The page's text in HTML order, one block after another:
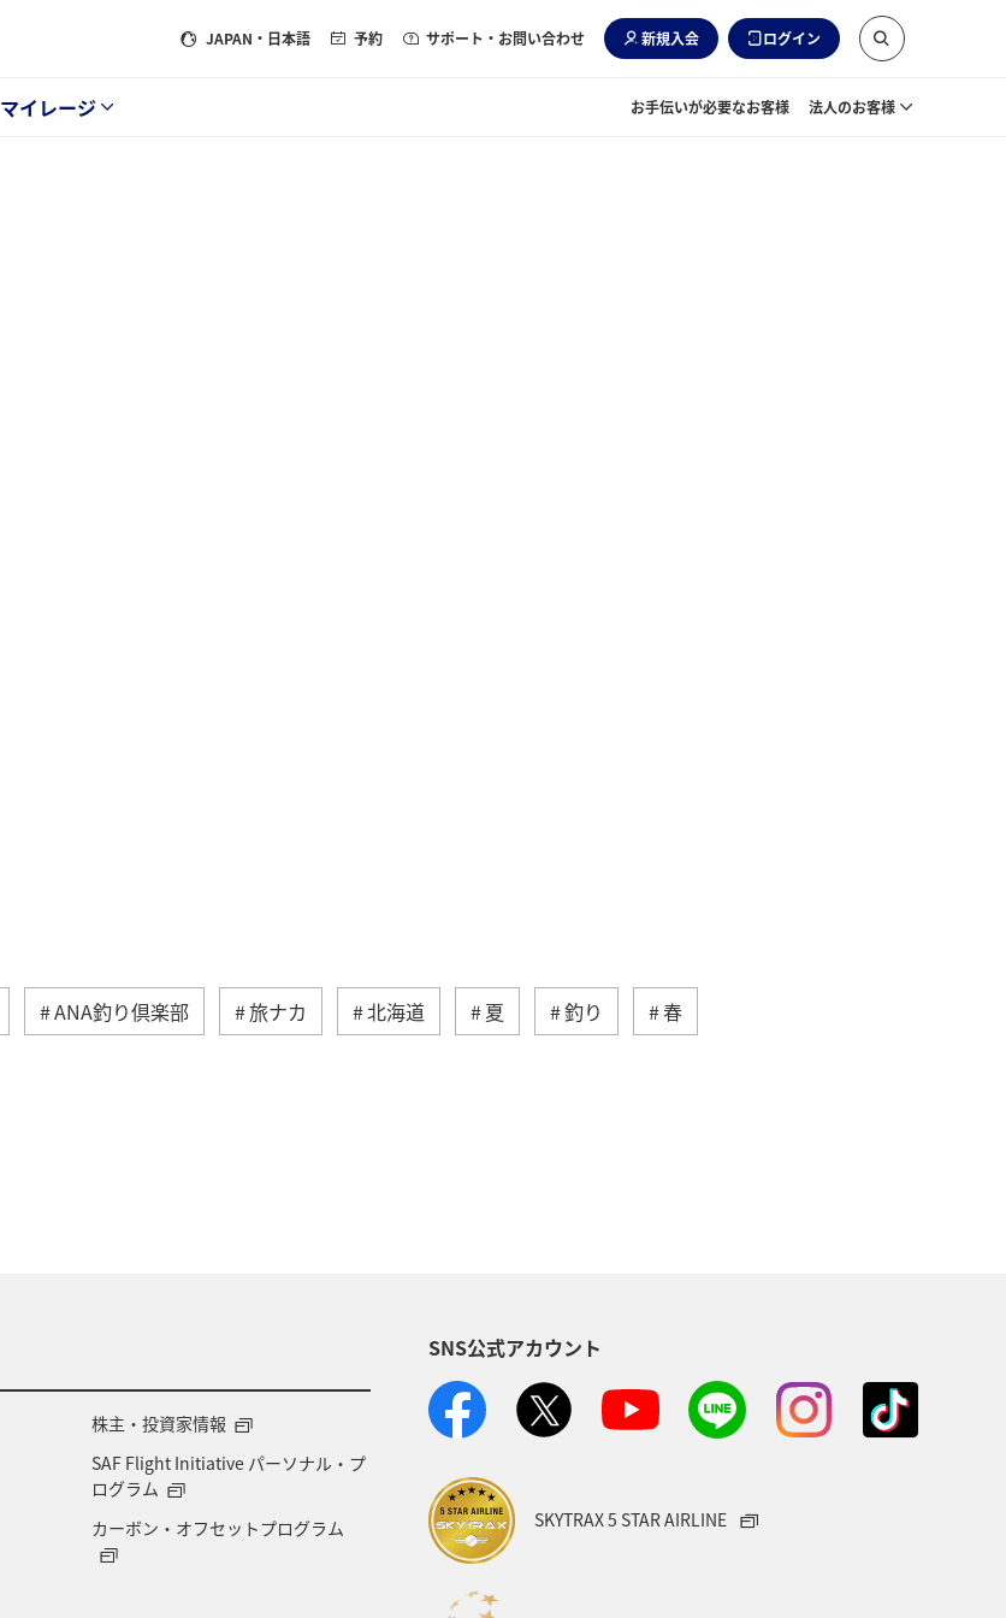
JAPAN ・日本語 予約 サポート・お問い合わせ 新規入会 ログイン
マイレージ お手伝いが必要なお客様 法人のお客様
ANA釣り倶楽部 旅ナカ 北海道 夏 釣り 春
株主・投資家情報
SAF Flight Initiative パーソナル・プ
ログラム
カーボン・オフセットプログラム
SNS公式アカウント
SKYTRAX 5 STAR AIRLINE